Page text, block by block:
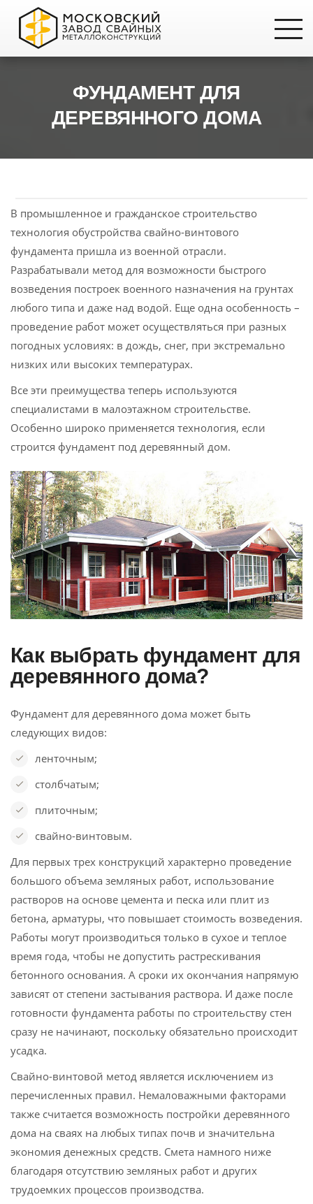
ФУНДАМЕНТ ДЛЯ
ДЕРЕВЯННОГО ДОМА
В промышленное и гражданское строительство
технология обустройства свайно-винтового
фундамента пришла из военной отрасли.
Разрабатывали метод для возможности быстрого
возведения построек военного назначения на грунтах
любого типа и даже над водой. Еще одна особенность –
проведение работ может осуществляться при разных
погодных условиях: в дождь, снег, при экстремально
низких или высоких температурах.
Все эти преимущества теперь используются
специалистами в малоэтажном строительстве.
Особенно широко применяется технология, если
строится фундамент под деревянный дом.
Как выбрать фундамент для
деревянного дома?
Фундамент для деревянного дома может быть
следующих видов:
ленточным;
столбчатым;
плиточным;
свайно-винтовым.
Для первых трех конструкций характерно проведение
большого объема земляных работ, использование
растворов на основе цемента и песка или плит из
бетона, арматуры, что повышает стоимость возведения.
Работы могут производиться только в сухое и теплое
время года, чтобы не допустить растрескивания
бетонного основания. А сроки их окончания напрямую
зависят от степени застывания раствора. И даже после
готовности фундамента работы по строительству стен
сразу не начинают, поскольку обязательно происходит
усадка.
Свайно-винтовой метод является исключением из
перечисленных правил. Немаловажными факторами
также считается возможность постройки деревянного
дома на сваях на любых типах почв и значительна
экономия денежных средств. Смета намного ниже
благодаря отсутствию земляных работ и других
трудоемких процессов производства.